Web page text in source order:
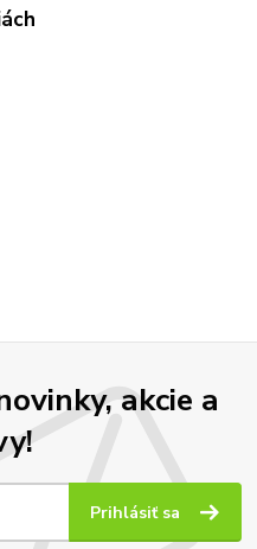
akcie a
Prihlásiť sa